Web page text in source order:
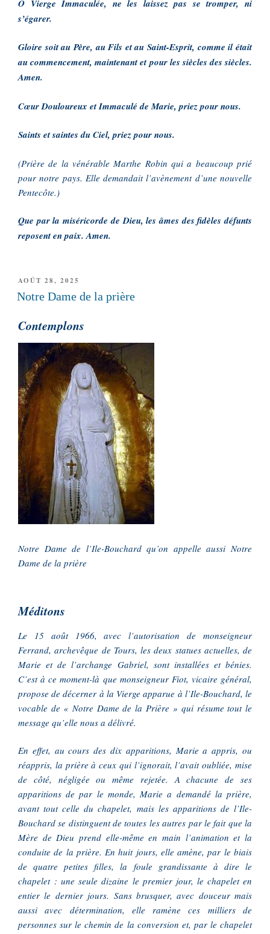
Ô Vierge Immaculée, ne les laissez pas se tromper, ni
s’égarer.
Gloire soit au Père, au Fils et au Saint-Esprit, comme il était
au commencement, maintenant et pour les siècles des siècles.
Amen.
Cœur Douloureux et Immaculé de Marie, priez pour nous.
Saints et saintes du Ciel, priez pour nous.
(Prière de la vénérable Marthe Robin qui a beaucoup prié
pour notre pays. Elle demandait l’avènement d’une nouvelle
Pentecôte.)
Que par la miséricorde de Dieu, les âmes des fidèles défunts
reposent en paix. Amen.
PUBLIÉ
LE
AOÛT 28, 2025
Notre Dame de la prière
Contemplons
Notre Dame de l’Ile-Bouchard qu’on appelle aussi Notre
Dame de la prière
Méditons
Le 15 août 1966, avec l’autorisation de monseigneur
Ferrand, archevêque de Tours, les deux statues actuelles, de
Marie et de l’archange Gabriel, sont installées et bénies.
C’est à ce moment-là que monseigneur Fiot, vicaire général,
propose de décerner à la Vierge apparue à l’Ile-Bouchard, le
vocable de « Notre Dame de la Prière » qui résume tout le
message qu’elle nous a délivré.
En effet, au cours des dix apparitions, Marie a appris, ou
réappris, la prière à ceux qui l’ignorait, l’avait oubliée, mise
de côté, négligée ou même rejetée. A chacune de ses
apparitions de par le monde, Marie a demandé la prière,
avant tout celle du chapelet, mais les apparitions de l’Ile-
Bouchard se distinguent de toutes les autres par le fait que la
Mère de Dieu prend elle-même en main l’animation et la
conduite de la prière. En huit jours, elle amène, par le biais
de quatre petites filles, la foule grandissante à dire le
chapelet : une seule dizaine le premier jour, le chapelet en
entier le dernier jours. Sans brusquer, avec douceur mais
aussi avec détermination, elle ramène ces milliers de
personnes sur le chemin de la conversion et, par le chapelet